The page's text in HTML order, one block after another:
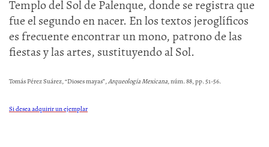
Templo del Sol de Palenque, donde se registra que
fue el segundo en nacer. En los textos jeroglíficos
es frecuente encontrar un mono, patrono de las
fiestas y las artes, sustituyendo al Sol.
Tomás Pérez Suárez, “Dioses mayas”,Arqueología Mexicana, núm. 88, pp. 51-56.
Si desea adquirir un ejemplar